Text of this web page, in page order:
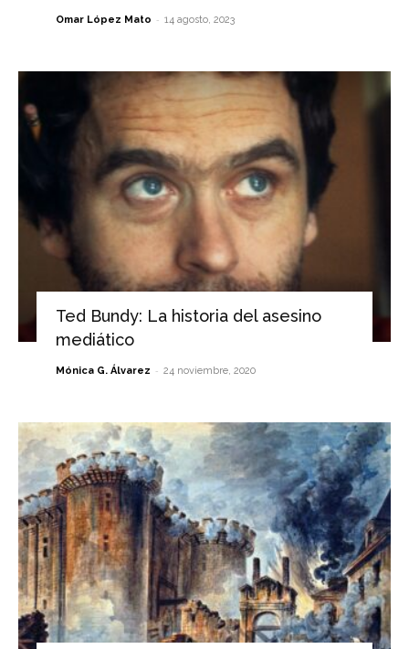
Omar López Mato - 14 agosto, 2023
Ted Bundy: La historia del asesino
mediático
Mónica G. Álvarez - 24 noviembre, 2020